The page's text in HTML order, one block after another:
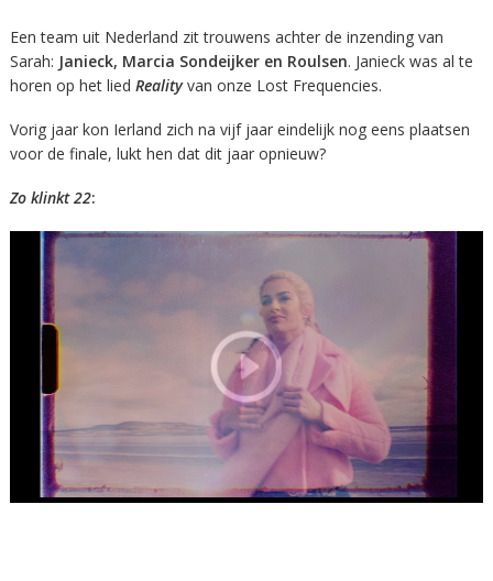
Een team uit Nederland zit trouwens achter de inzending van
Sarah: Janieck, Marcia Sondeijker en Roulsen. Janieck was al te
horen op het lied Reality van onze Lost Frequencies.
Vorig jaar kon Ierland zich na vijf jaar eindelijk nog eens plaatsen
voor de finale, lukt hen dat dit jaar opnieuw?
Zo klinkt 22: